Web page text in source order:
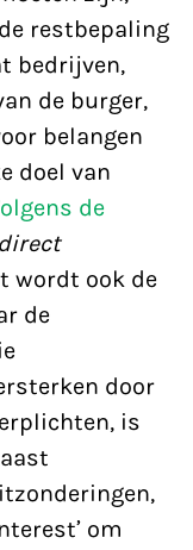
restbepaling
bedrijven,
de burger,
belangen
doel van
de
direct
wordt ook de
de
door
is
om